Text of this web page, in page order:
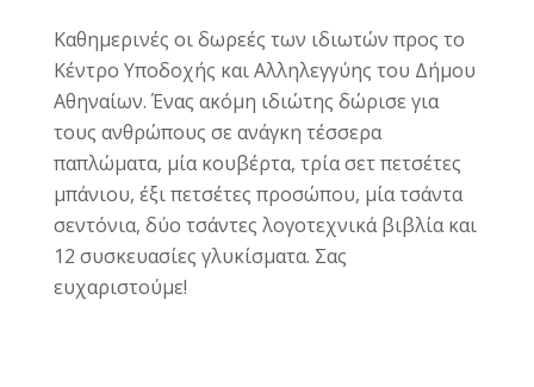
Καθημερινές οι δωρεές των ιδιωτών προς το
Κέντρο Υποδοχής και Αλληλεγγύης του Δήμου
Αθηναίων. Ένας ακόμη ιδιώτης δώρισε για
τους ανθρώπους σε ανάγκη τέσσερα
παπλώματα, μία κουβέρτα, τρία σετ πετσέτες
μπάνιου, έξι πετσέτες προσώπου, μία τσάντα
σεντόνια, δύο τσάντες λογοτεχνικά βιβλία και
12 συσκευασίες γλυκίσματα. Σας
ευχαριστούμε!